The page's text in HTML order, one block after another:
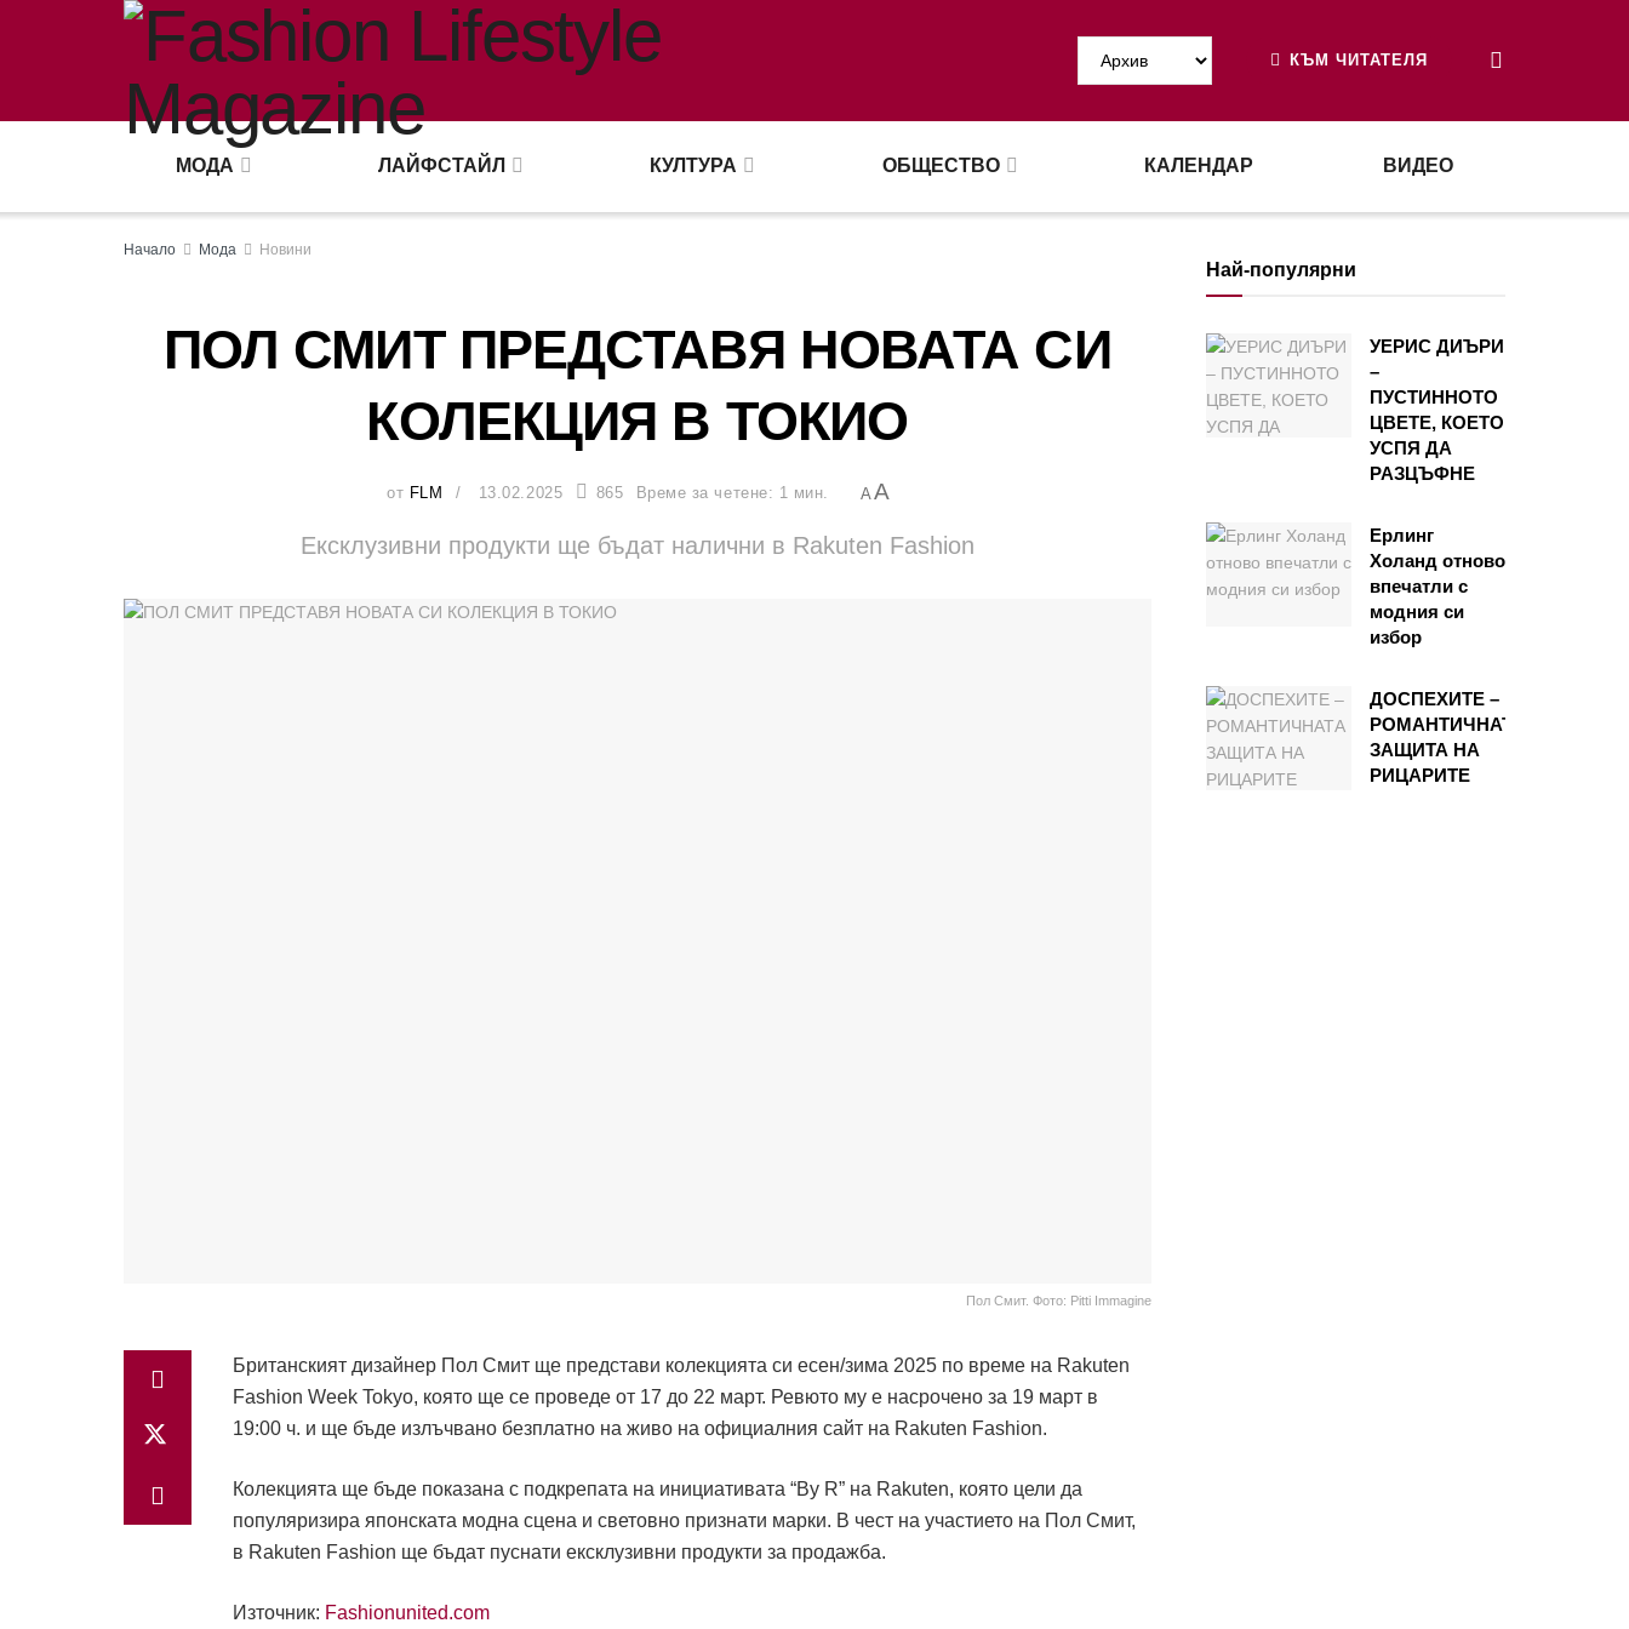
КЪМ ЧИТАТЕЛЯ
МОДА ЛАЙФСТАЙЛ КУЛТУРА ОБЩЕСТВО КАЛЕНДАР ВИДЕО
Начало Мода Новини
ПОЛ СМИТ ПРЕДСТАВЯ НОВАТА СИ
КОЛЕКЦИЯ В ТОКИО
от FLM 13.02.2025 865 Време за четене: 1 мин. AA
Ексклузивни продукти ще бъдат налични в Rakuten Fashion
Пол Смит. Фото: Pitti Immagine
Британският дизайнер Пол Смит ще представи колекцията си есен/зима 2025 по време на Rakuten
Fashion Week Tokyo, която ще се проведе от 17 до 22 март. Ревюто му е насрочено за 19 март в
19:00 ч. и ще бъде излъчвано безплатно на живо на официалния сайт на Rakuten Fashion.
Колекцията ще бъде показана с подкрепата на инициативата “By R” на Rakuten, която цели да
популяризира японската модна сцена и световно признати марки. В чест на участието на Пол Смит,
в Rakuten Fashion ще бъдат пуснати ексклузивни продукти за продажба.
Източник: Fashionunited.com
Най-популярни
УЕРИС ДИЪРИ
–
ПУСТИННОТО
ЦВЕТЕ, КОЕТО
УСПЯ ДА
РАЗЦЪФНЕ
Ерлинг
Холанд отново
впечатли с
модния си
избор
ДОСПЕХИТЕ –
РОМАНТИЧНАТА
ЗАЩИТА НА
РИЦАРИТЕ